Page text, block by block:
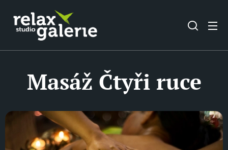
Masáž Čtyři ruce